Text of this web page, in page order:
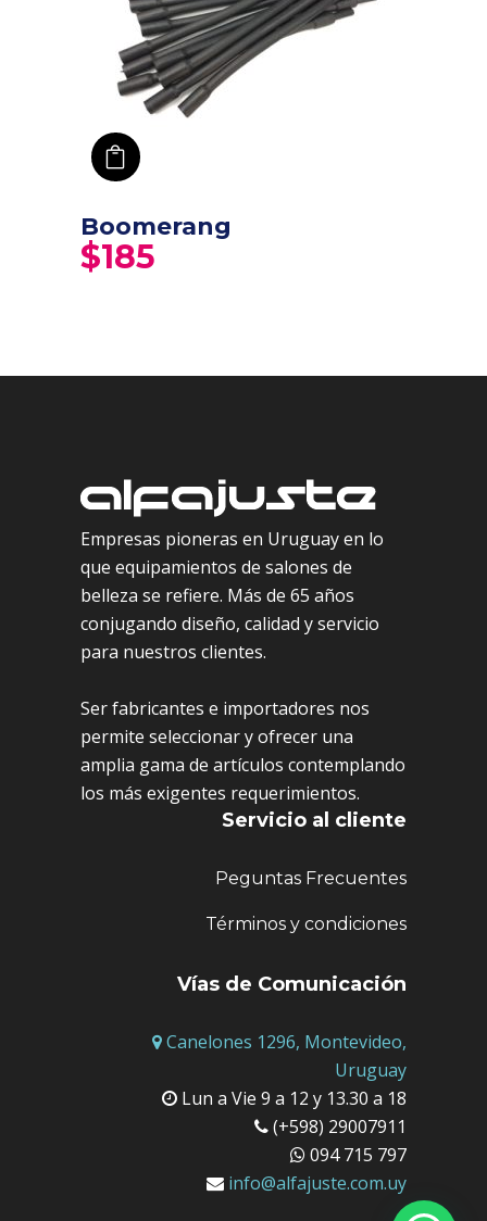
Boomerang
$185
Empresas pioneras en Uruguay en lo
que equipamientos de salones de
belleza se refiere. Más de 65 años
conjugando diseño, calidad y servicio
para nuestros clientes.
Ser fabricantes e importadores nos
permite seleccionar y ofrecer una
amplia gama de artículos contemplando
los más exigentes requerimientos.
Servicio al cliente
Peguntas Frecuentes
Términos y condiciones
Vías de Comunicación
Canelones 1296, Montevideo,
Uruguay
Lun a Vie 9 a 12 y 13.30 a 18
(+598) 29007911
094 715 797
info@alfajuste.com.uy